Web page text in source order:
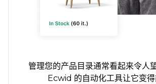
管理您的产品目录通常看起来令人
Ecwid 的自动化工具让它变得